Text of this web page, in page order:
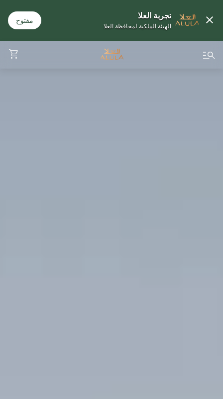
تجربة العلا
الهيئة الملكية لمحافظة العلا
مفتوح